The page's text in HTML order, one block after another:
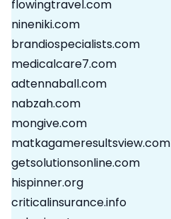
flowingtravel.com
nineniki.com
brandiospecialists.com
medicalcare7.com
adtennaball.com
nabzah.com
mongive.com
matkagameresultsview.com
getsolutionsonline.com
hispinner.org
criticalinsurance.info